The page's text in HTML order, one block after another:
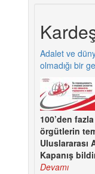
Adalet ve
olmadığı bir
100’den
örgütlerin
Uluslararası
Kapanış
Devamı